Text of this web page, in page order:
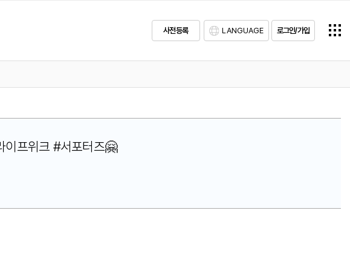
사전등록 LANGUAGE 로그인/가입
이프위크 #서포터즈🤗